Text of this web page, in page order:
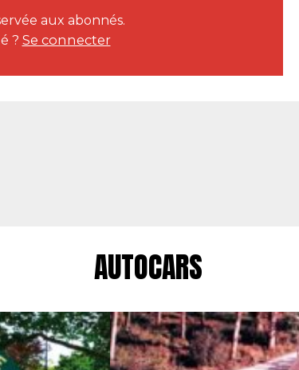
aux abonnés.
? Se connecter
AUTOCARS